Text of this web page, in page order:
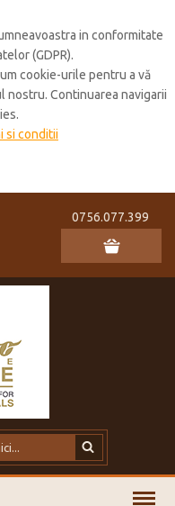
in conformitate
(GDPR).
cookie-urile pentru a vă
nostru. Continuarea navigarii
si conditii
0756.077.399